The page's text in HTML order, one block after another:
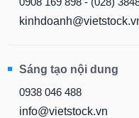
Sáng tạo nội dung
0938 046 488
info@vietstock.vn